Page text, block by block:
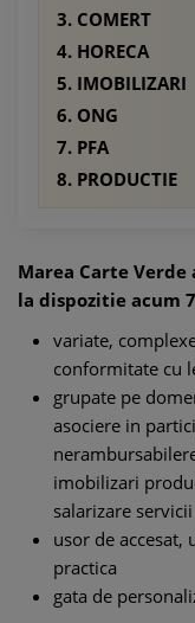
3. COMERT
4. HORECA
5. IMOBILIZARI
6. ONG
7. PFA
8. PRODUCTIE
Marea Carte
la dispozitie acum
variate,
conformitate cu
grupate pe
asociere in
imobilizari
salarizare servicii
usor de accesat,
practica
gata de